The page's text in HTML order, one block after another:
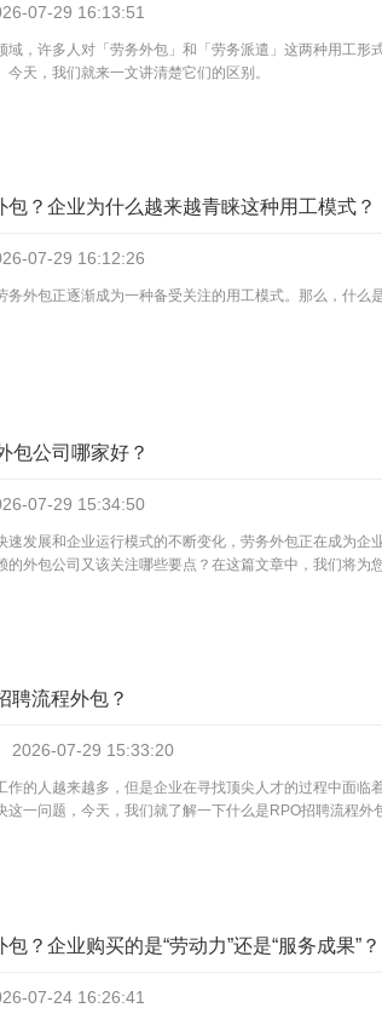
07-29 16:13:51
域，许多人对「劳务外包」和「劳务派遣」这两种用工
今天，我们就来一文讲清楚它们的区别。
包？企业为什么越来越青睐这种用工模式？
07-29 16:12:26
务外包正逐渐成为一种备受关注的用工模式。那么，什么
包公司哪家好？
07-29 15:34:50
速发展和企业运行模式的不断变化，劳务外包正在成为
的外包公司又该关注哪些要点？在这篇文章中，我们将为
聘流程外包？
2026-07-29 15:33:20
作的人越来越多，但是企业在寻找顶尖人才的过程中面
这一问题，今天，我们就了解一下什么是RPO招聘流程外
？企业购买的是“劳动力”还是“服务成果”？
07-24 16:26:41